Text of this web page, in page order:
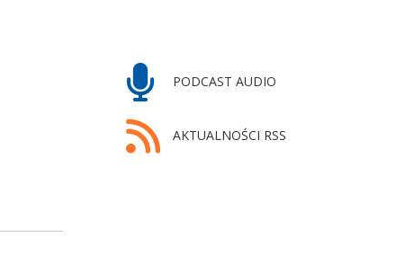
PODCAST AUDIO
AKTUALNOŚCI RSS